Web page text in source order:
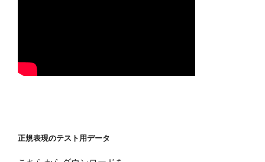
正規表現のテスト用データ